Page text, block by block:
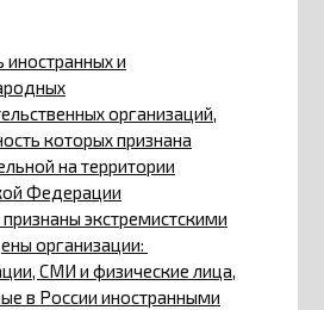
иностранных и
организаций,
которых признана
на территории
Федерации
экстремистскими
организации:
СМИ и физические лица,
в России иностранными